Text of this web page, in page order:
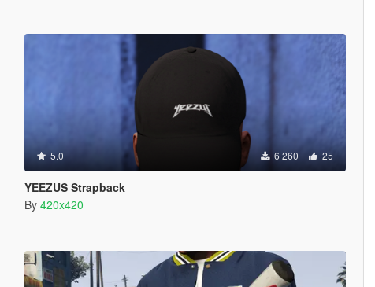
5.0 6 260 25
YEEZUS Strapback
By 420x420